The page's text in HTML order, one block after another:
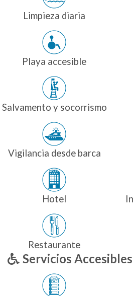
Limpieza diaria
Playa accesible
Salvamento y socorrismo
Vigilancia desde barca
Hotel
Restaurante
Servicios